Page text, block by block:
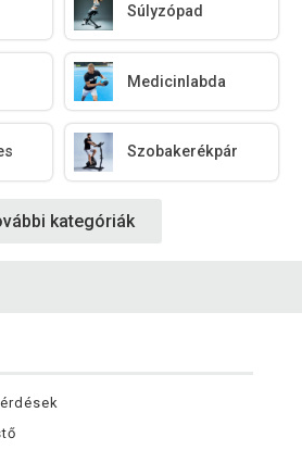
Súlyzópad
Medicinlabda
Szobakerékpár
kategóriák